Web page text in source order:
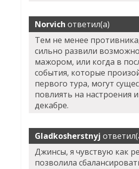
Norvich ответил(а)
Тем не менее
сильно развили
мажором, или когда в
события, которые
первого тура, могут
повлиять на настроения
декабре.
Gladkosherstnyj
Джинсы, я чувствую как
позволила